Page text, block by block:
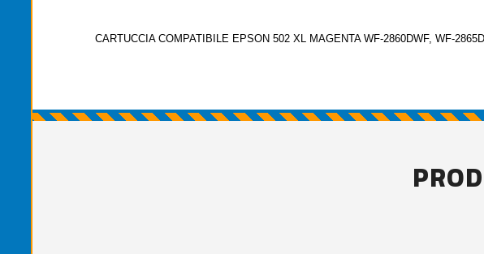
CARTUCCIA COMPATIBILE EPSON 502 XL MAGENTA WF-2860DWF, WF-